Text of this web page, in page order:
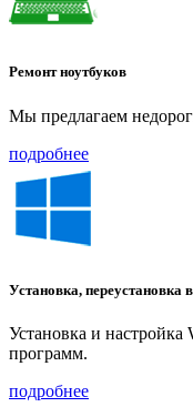
Ремонт ноутбуков
Мы предлагаем
подробнее
Установка, переустановка
Установка и
программ.
подробнее